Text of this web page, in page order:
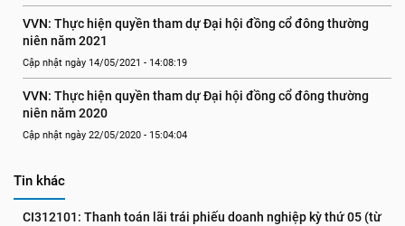
VVN: Thực hiện quyền tham dự Đại hội đồng cổ đông thường
niên năm 2021
Cập nhật ngày 14/05/2021 - 14:08:19
VVN: Thực hiện quyền tham dự Đại hội đồng cổ đông thường
niên năm 2020
Cập nhật ngày 22/05/2020 - 15:04:04
Tin khác
CI312101: Thanh toán lãi trái phiếu doanh nghiệp kỳ thứ 05 (từ